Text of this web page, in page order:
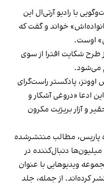
در سال ۲۰۲۲ در گفت‌وگویی با رادیو آرتی‌ال این
خواند و گفت که
اوست.
طرح شکایت افترا از سوی
می‌شود.
اوونز، پادکستر راست‌گرای
ادعا «دروغی آشکار و
و آزار بریژیت مکرون
پاریس، مطالب منتشرشده
دنبال‌کننده در
ویدیوهایی با عنوان
کرده‌اند. از جمله، جلد